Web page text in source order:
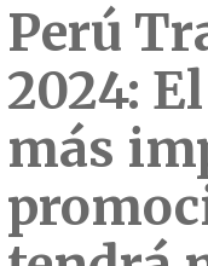
Perú
2024:
más